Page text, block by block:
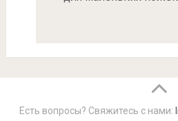
Есть вопросы? Свяжитесь с нами: